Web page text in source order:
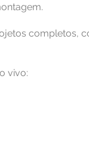
completos,
vivo: